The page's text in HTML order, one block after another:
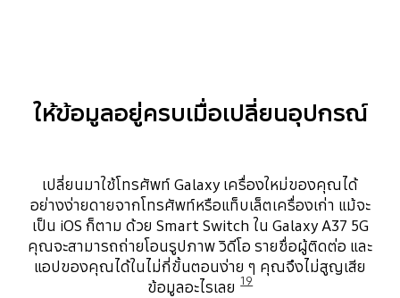
ให้ข้อมูลอยู่ครบเมื่อเปลี่ยนอุปกรณ์
เปลี่ยนมาใช้โทรศัพท์ Galaxy เครื่องใหม่ของคุณได้
อย่างง่ายดายจากโทรศัพท์หรือแท็บเล็ตเครื่องเก่า แม้จะ
เป็น iOS ก็ตาม ด้วย Smart Switch ใน Galaxy A37 5G
คุณจะสามารถถ่ายโอนรูปภาพ วิดีโอ รายชื่อผู้ติดต่อ และ
แอปของคุณได้ในไม่กี่ขั้นตอนง่าย ๆ คุณจึงไม่สูญเสีย
ข้อมูลอะไรเลย 19